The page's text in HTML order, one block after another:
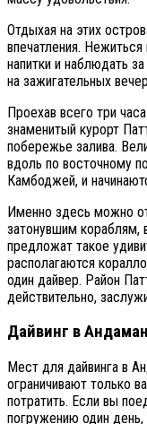
Отдыхая на этих
впечатления.
напитки и наблюдать
на зажигательных
Проехав всего три
знаменитый курорт
побережье залива.
вдоль по восточному
Камбоджей, и
Именно здесь можно
затонувшим кораблям,
предложат такое
располагаются
один дайвер. Район
действительно,
Дайвинг в
Мест для дайвинга в
ограничивают только
потратить. Если вы
погружению один